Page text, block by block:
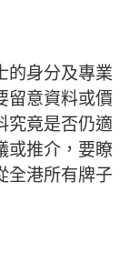
的身分及專業
留意資料或價
究竟是否仍適
或推介，要瞭
全港所有牌子